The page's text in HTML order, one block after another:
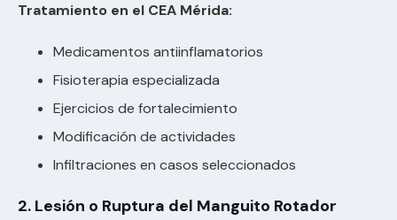
Tratamiento en el CEA Mérida:
Medicamentos antiinflamatorios
Fisioterapia especializada
Ejercicios de fortalecimiento
Modificación de actividades
Infiltraciones en casos seleccionados
2. Lesión o Ruptura del Manguito Rotador